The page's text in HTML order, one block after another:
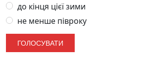
до кінця цієї зими
не менше півроку